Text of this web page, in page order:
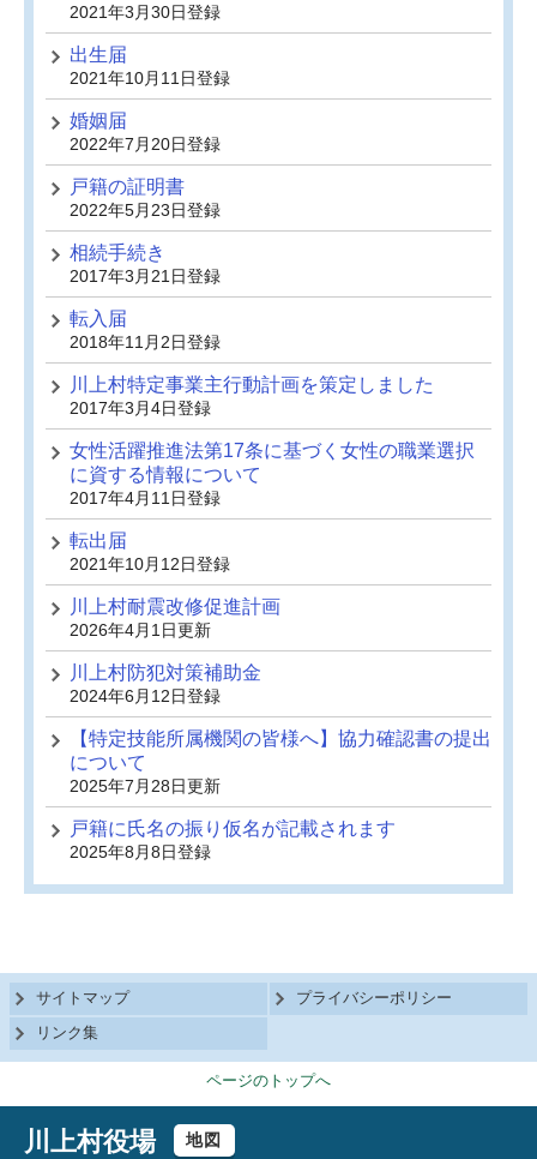
2021年3月30日登録
出生届
2021年10月11日登録
婚姻届
2022年7月20日登録
戸籍の証明書
2022年5月23日登録
相続手続き
2017年3月21日登録
転入届
2018年11月2日登録
川上村特定事業主行動計画を策定しました
2017年3月4日登録
女性活躍推進法第17条に基づく女性の職業選択
に資する情報について
2017年4月11日登録
転出届
2021年10月12日登録
川上村耐震改修促進計画
2026年4月1日更新
川上村防犯対策補助金
2024年6月12日登録
【特定技能所属機関の皆様へ】協力確認書の提出
について
2025年7月28日更新
戸籍に氏名の振り仮名が記載されます
2025年8月8日登録
サイトマップ
プライバシーポリシー
リンク集
ページのトップへ
川上村役場 地図